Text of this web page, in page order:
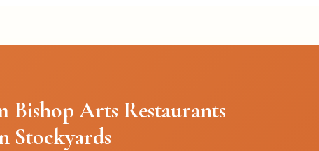
Bishop Arts Restaurants
Stockyards